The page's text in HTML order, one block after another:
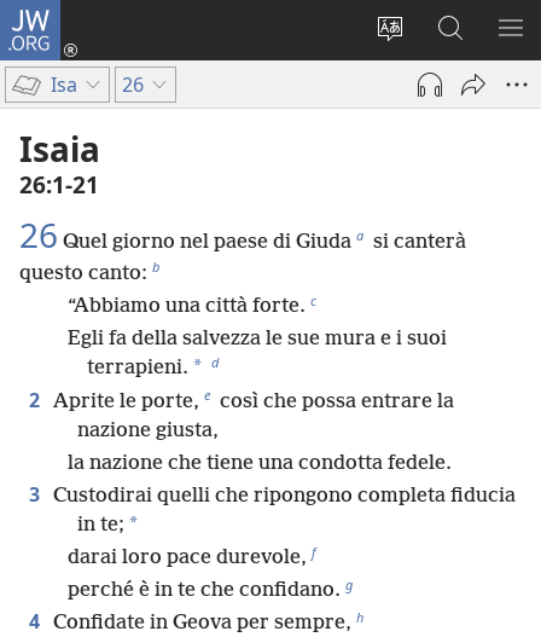
JW.ORG
Modificare
lingua
Accedi
(apre
Cerca
JW.ORG
Isa 26
Isaia
26:1-21
26 Quel giorno nel paese di Giuda a si canterà
questo canto: b
“Abbiamo una città forte. c
Egli fa della salvezza le sue mura e i suoi
terrapieni. * d
2 Aprite le porte, e così che possa entrare la
nazione giusta,
la nazione che tiene una condotta fedele.
3 Custodirai quelli che ripongono completa fiducia
in te; *
darai loro pace durevole, f
perché è in te che confidano. g
4 Confidate in Geova per sempre, h